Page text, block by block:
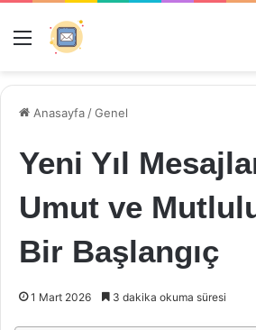
Menü
Anasayfa /Genel
Yeni Yıl
Umut ve
Bir Başlangıç
1 Mart 2026 3 dakika okuma süresi